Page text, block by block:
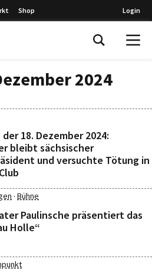
Shop Login
2024
18. Dezember 2024:
bleibt sächsischer
und versuchte Tötung in
· Bühne
Paulinsche präsentiert das
Holle“